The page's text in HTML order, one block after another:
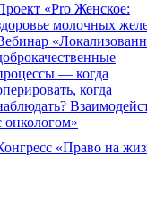
«Pro Женское:
молочных
— когда
когда
онкологом»
«Право на